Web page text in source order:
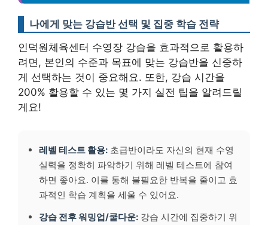
나에게 맞는 강습반 선택 및 집중 학습 전략
인덕원체육센터 수영장 강습을 효과적으로 활용하
려면, 본인의 수준과 목표에 맞는 강습반을 신중하
게 선택하는 것이 중요해요. 또한, 강습 시간을
200% 활용할 수 있는 몇 가지 실전 팁을 알려드릴
게요!
레벨 테스트 활용: 초급반이라도 자신의 현재 수영
실력을 정확히 파악하기 위해 레벨 테스트에 참여
하면 좋아요. 이를 통해 불필요한 반복을 줄이고 효
과적인 학습 계획을 세울 수 있어요.
강습 전후 워밍업/쿨다운: 강습 시간에 집중하기 위